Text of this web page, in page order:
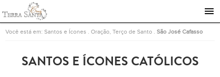
Ir para a página inicial
Você está em:Santos e Ícones .Oração, Terço de Santo .São José Cafasso
SANTOS E ÍCONES CATÓLICOS